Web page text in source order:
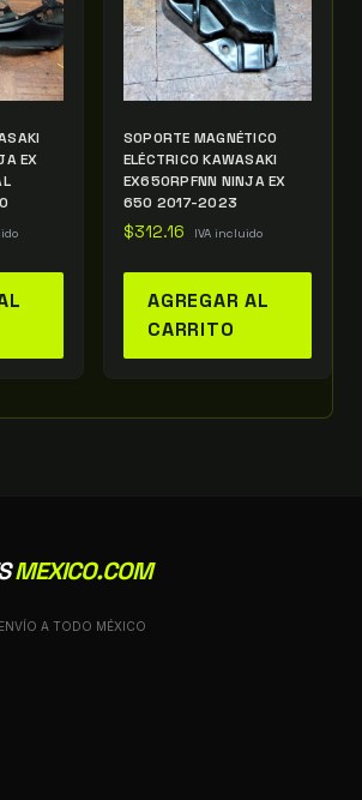
EX
SOPORTE MAGNÉTICO
ELÉCTRICO KAWASAKI
EX650RPFNN NINJA EX
650 2017-2023
$312.16 IVA incluido
AGREGAR AL
CARRITO
MEXICO.COM
A TODO MÉXICO